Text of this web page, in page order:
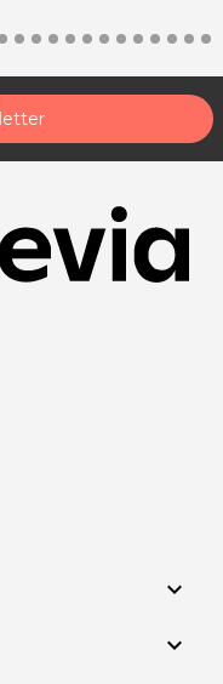
modalità di acquisto
expand_more
expand_more